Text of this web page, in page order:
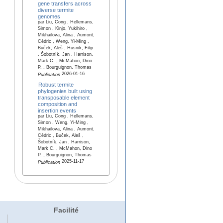
gene transfers across
diverse termite
genomes
par Liu, Cong , Hellemans,
Simon , Kinjo, Yukihiro ,
Mikhailova, Alina , Aumont,
Cédric , Weng, Yi-Ming ,
Buček, Aleš , Husnik, Filip
, Šobotník, Jan , Harrison,
Mark C. , McMahon, Dino
P. , Bourguignon, Thomas
Publication2026-01-16
Robust termite
phylogenies built using
transposable element
composition and
insertion events
par Liu, Cong , Hellemans,
Simon , Weng, Yi-Ming ,
Mikhailova, Alina , Aumont,
Cédric , Buček, Aleš ,
Šobotník, Jan , Harrison,
Mark C. , McMahon, Dino
P. , Bourguignon, Thomas
Publication2025-11-17
Facilité